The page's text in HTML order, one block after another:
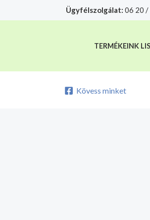
Ügyfélszolgálat: 06 20
TERMÉKEINK
Kövess minket
A mélyhűtött termékeket csakis